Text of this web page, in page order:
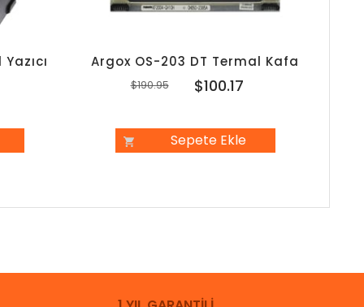
Argox OS-203 DT Termal Kafa
$100.17
$190.95
Sepete Ekle